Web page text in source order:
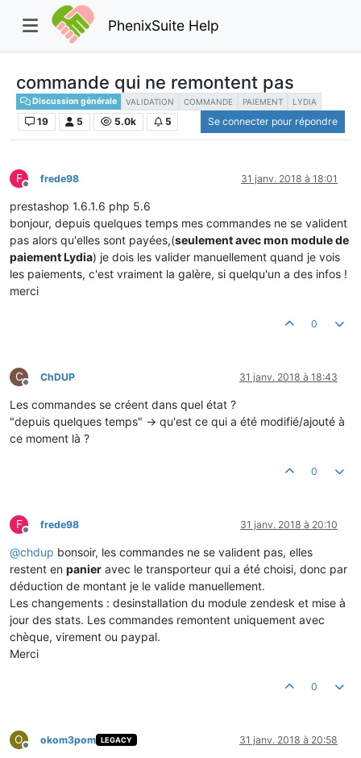
PhenixSuite Help
commande qui ne remontent pas
Discussion générale VALIDATION COMMANDE PAIEMENT LYDIA
19 5 5.0k 5 Se connecter pour répondre
F
Hors-ligne
frede98 31 janv. 2018 à 18:01
prestashop 1.6.1.6 php 5.6
bonjour, depuis quelques temps mes commandes ne se valident
pas alors qu'elles sont payées,(seulement avec mon module de
paiement Lydia) je dois les valider manuellement quand je vois
les paiements, c'est vraiment la galère, si quelqu'un a des infos !
merci
0
C
Hors-ligne
ChDUP 31 janv. 2018 à 18:43
Les commandes se créent dans quel état ?
"depuis quelques temps" -> qu'est ce qui a été modifié/ajouté à
ce moment là ?
0
F
Hors-ligne
frede98 31 janv. 2018 à 20:10
@chdup bonsoir, les commandes ne se valident pas, elles
restent en panier avec le transporteur qui a été choisi, donc par
déduction de montant je le valide manuellement.
Les changements : desinstallation du module zendesk et mise à
jour des stats. Les commandes remontent uniquement avec
chèque, virement ou paypal.
Merci
0
O
Hors-ligne
okom3pom LEGACY 31 janv. 2018 à 20:58